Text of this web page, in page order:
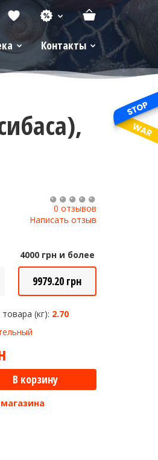
Контакты
0 отзывов
Написать отзыв
4000 грн и более
9979.20 грн
(кг): 2.70
В корзину
магазина